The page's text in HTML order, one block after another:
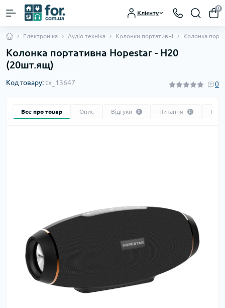
Клієнту
0
Електроніка Аудіо техніка Колонки портативні Колонка
Колонка портативна Hopestar - H20
(20шт.ящ)
Код товару: tx_13647 0
Все про товар Опис Відгуки 0 Питання 0